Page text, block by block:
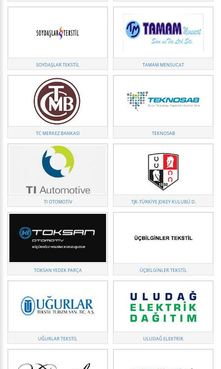
SOYDAŞLAR TEKSTIL TAMAM MENSUCAT
TC MERKEZ BANKASI TEKNOSAB
TI OTOMOTİV TJK-TÜRKIYE JOKEY KULUBÜ D.
TOKSAN YEDEK PARÇA ÜÇBILGINLER TEKSTIL
UĞURLAR TEKSTIL ULUDAĞ ELEKTRIK